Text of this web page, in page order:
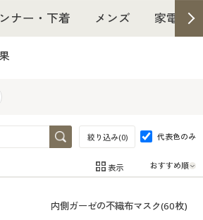
て
着
家具
通販すべて
ナー・下着 メンズ 家電・
絞り込み(0) 代表色のみ
在庫のある商品のみ表示
表示
内側ガーゼの不織布マスク(60枚)